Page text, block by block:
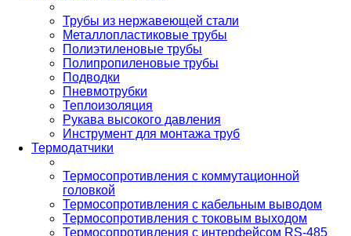
Трубы из нержавеющей стали
Металлопластиковые трубы
Полиэтиленовые трубы
Полипропиленовые трубы
Подводки
Пневмотрубки
Теплоизоляция
Рукава высокого давления
Инструмент для монтажа труб
Термодатчики
Термосопротивления с коммутационной
головкой
Термосопротивления с кабельным выводом
Термосопротивления с токовым выходом
Термосопротивления с интерфейсом RS-485